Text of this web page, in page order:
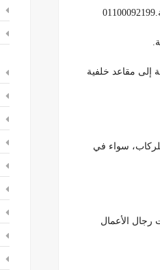
إلى مقاعد خلفية
أقصى درجات الطمأنينة للركاب، سواء في
رجال الأعمال